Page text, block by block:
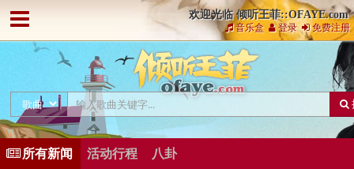
欢迎光临 倾听王菲::OFAYE.com
音乐盒 登录 免费注册
所有新闻 活动行程 八卦